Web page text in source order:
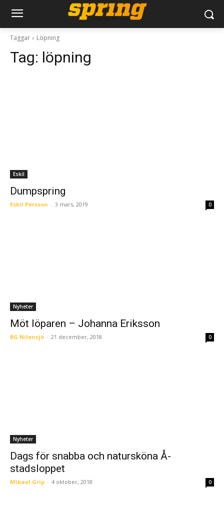
Taggar Löpning
Tag: löpning
Eskil
Dumpspring
Eskil Persson - 3 mars, 2019 0
Nyheter
Möt löparen – Johanna Eriksson
BG Nilensjö - 21 december, 2018 0
Nyheter
Dags för snabba och natursköna Å-
stadsloppet
Mikael Grip - 4 oktober, 2018 0